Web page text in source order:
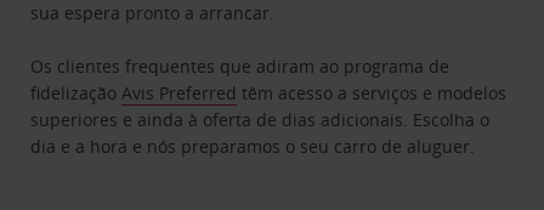
sua espera pronto a arrancar.
Os clientes frequentes que adiram ao programa de
fidelizaçãoAvis Preferred têm acesso a serviços e modelos
superiores e ainda à oferta de dias adicionais. Escolha o
dia e a hora e nós preparamos o seu carro de aluguer.